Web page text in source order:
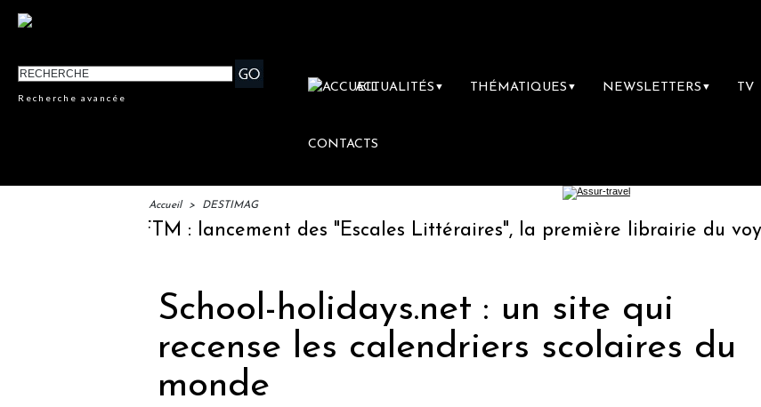
Recherche avancée
ACTUALITÉS ▼ THÉMATIQUES ▼ NEWSLETTERS ▼ TV
CONTACTS
Accueil > DESTIMAG
IFTM : lancement des "Escales Littéraires", la première librairie du voyage
School-holidays.net : un site qui
recense les calendriers scolaires du
monde